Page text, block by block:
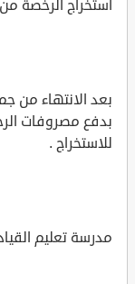
استخراج الرخصة
بعد الانتهاء من
بدفع مصروفات
للاستخراج .
مدرسة تعليم